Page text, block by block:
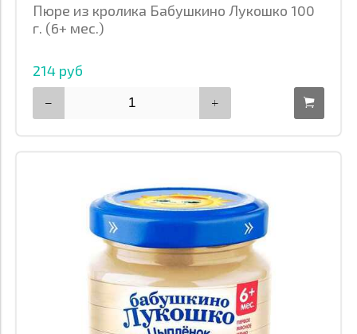
Пюре из кролика Бабушкино Лукошко 100
г. (6+ мес.)
214 руб